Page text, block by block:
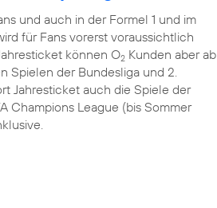
und auch in der Formel 1 und im
für Fans vorerst voraussichtlich
können O2 Kunden aber ab
Spielen der Bundesliga und 2.
Jahresticket auch die Spiele der
Champions League (bis Sommer